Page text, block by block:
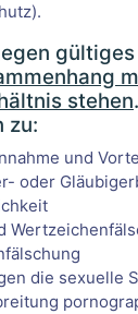
gültiges
stehen
zu:
und
oder
die sexuelle